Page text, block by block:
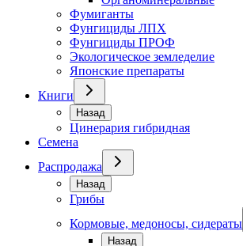
Фумиганты
Фунгициды ЛПХ
Фунгициды ПРОФ
Экологическое земледелие
Японские препараты
Книги
Назад
Цинерария гибридная
Семена
Распродажа
Назад
Грибы
Кормовые, медоносы, сидераты
Назад